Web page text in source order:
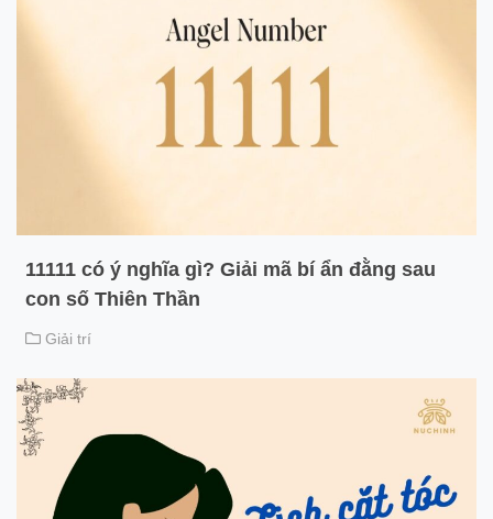
11111 có ý nghĩa gì? Giải mã bí ẩn đằng sau
con số Thiên Thần
Giải trí